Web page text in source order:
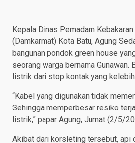
Kepala Dinas Pemadam
(Damkarmat) Kota Batu, Agung
bangunan pondok green house
seorang warga bernama Gunawan.
listrik dari stop kontak yang
“Kabel yang digunakan tidak
Sehingga memperbesar resiko
listrik,” papar Agung, Jumat (2/5/
Akibat dari korsleting tersebut, api